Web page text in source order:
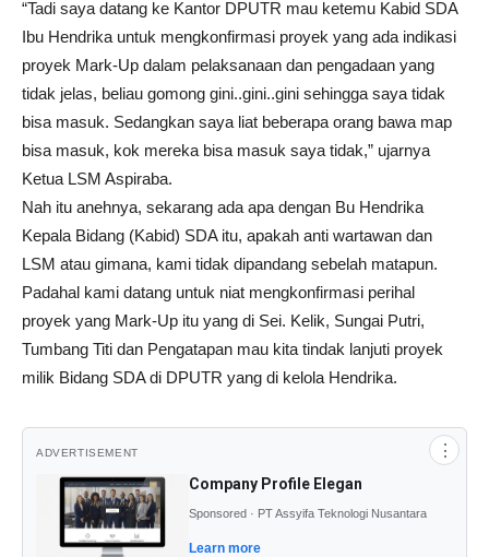
“Tadi saya datang ke Kantor DPUTR mau ketemu Kabid SDA
Ibu Hendrika untuk mengkonfirmasi proyek yang ada indikasi
proyek Mark-Up dalam pelaksanaan dan pengadaan yang
tidak jelas, beliau gomong gini..gini..gini sehingga saya tidak
bisa masuk. Sedangkan saya liat beberapa orang bawa map
bisa masuk, kok mereka bisa masuk saya tidak,” ujarnya
Ketua LSM Aspiraba.
Nah itu anehnya, sekarang ada apa dengan Bu Hendrika
Kepala Bidang (Kabid) SDA itu, apakah anti wartawan dan
LSM atau gimana, kami tidak dipandang sebelah matapun.
Padahal kami datang untuk niat mengkonfirmasi perihal
proyek yang Mark-Up itu yang di Sei. Kelik, Sungai Putri,
Tumbang Titi dan Pengatapan mau kita tindak lanjuti proyek
milik Bidang SDA di DPUTR yang di kelola Hendrika.
ADVERTISEMENT ⋮
Company Profile Elegan
Sponsored · PT Assyifa Teknologi Nusantara
Learn more